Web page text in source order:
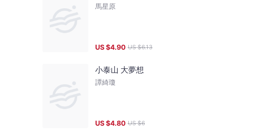
馬星原
US $4.90 US $6.13
小泰山 大夢想
譚綺瓊
US $4.80 US $6